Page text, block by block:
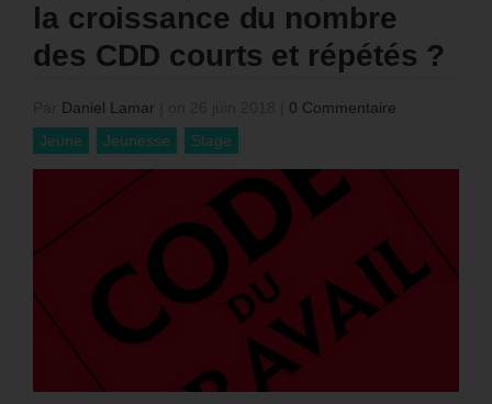
la croissance du nombre
des CDD courts et répétés ?
Daniel Lamar
0 Commentaire
Jeune
Jeunesse Stage